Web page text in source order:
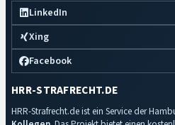
LinkedIn
Xing
Facebook
HRR-STRAFRECHT.DE
HRR-Strafrecht.de ist ein Service der